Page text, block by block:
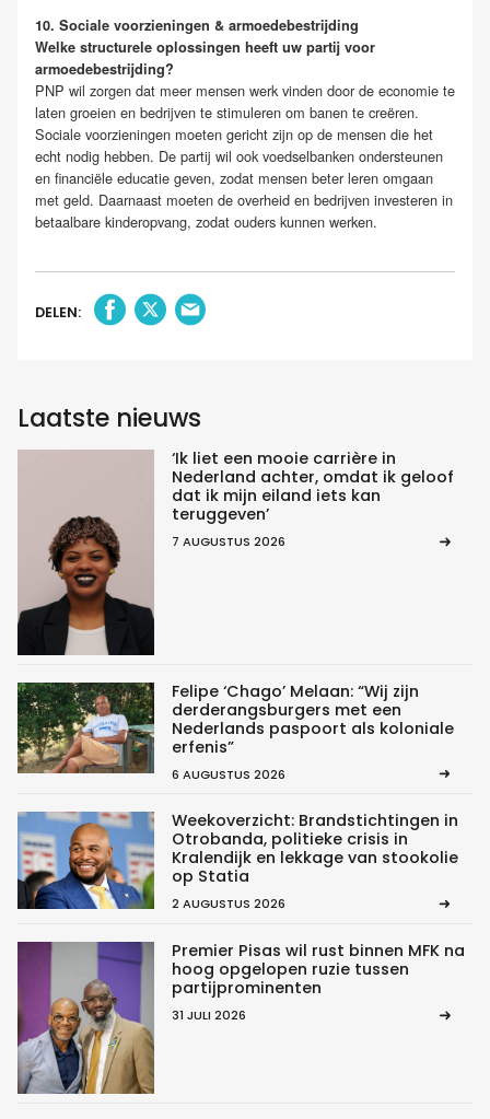
10. Sociale voorzieningen & armoedebestrijding
Welke structurele oplossingen heeft uw partij voor
armoedebestrijding?
PNP wil zorgen dat meer mensen werk vinden door de economie te
laten groeien en bedrijven te stimuleren om banen te creëren.
Sociale voorzieningen moeten gericht zijn op de mensen die het
echt nodig hebben. De partij wil ook voedselbanken ondersteunen
en financiële educatie geven, zodat mensen beter leren omgaan
met geld. Daarnaast moeten de overheid en bedrijven investeren in
betaalbare kinderopvang, zodat ouders kunnen werken.
DELEN:
Laatste nieuws
‘Ik liet een mooie carrière in
Nederland achter, omdat ik geloof
dat ik mijn eiland iets kan
teruggeven’
7 AUGUSTUS 2026
Felipe ‘Chago’ Melaan: “Wij zijn
derderangsburgers met een
Nederlands paspoort als koloniale
erfenis”
6 AUGUSTUS 2026
Weekoverzicht: Brandstichtingen in
Otrobanda, politieke crisis in
Kralendijk en lekkage van stookolie
op Statia
2 AUGUSTUS 2026
Premier Pisas wil rust binnen MFK na
hoog opgelopen ruzie tussen
partijprominenten
31 JULI 2026